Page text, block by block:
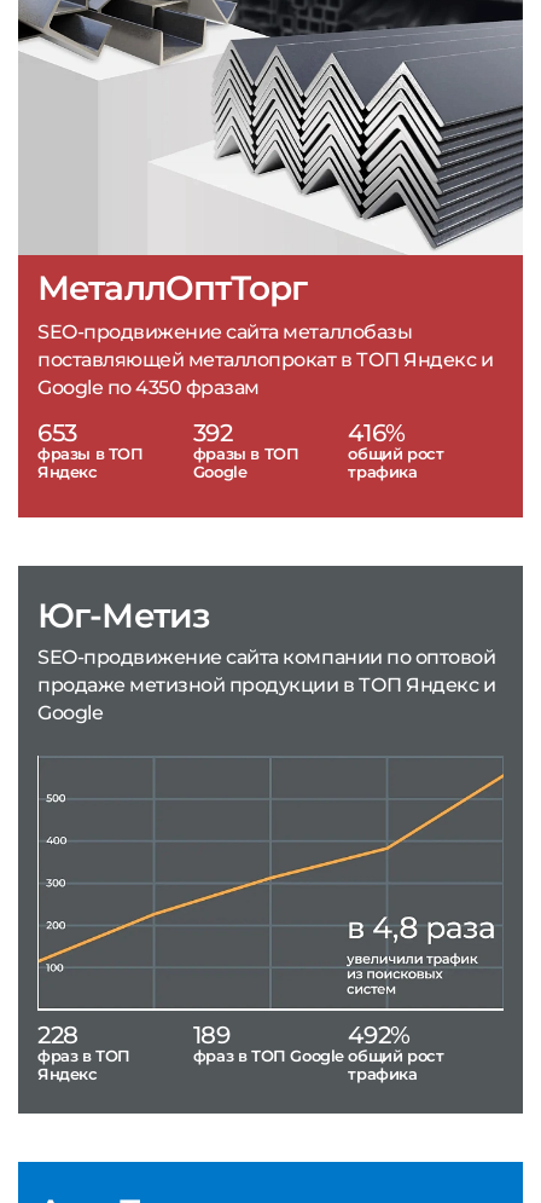
МеталлОптТорг
SEO-продвижение сайта металлобазы
поставляющей металлопрокат в ТОП Яндекс и
Google по 4350 фразам
653
фразы в ТОП
Яндекс
392
фразы в ТОП
Google
416%
общий рост
трафика
Юг-Метиз
SEO-продвижение сайта компании по оптовой
продаже метизной продукции в ТОП Яндекс и
Google
228
фраз в ТОП
Яндекс
189
фраз в ТОП Google
492%
общий рост
трафика